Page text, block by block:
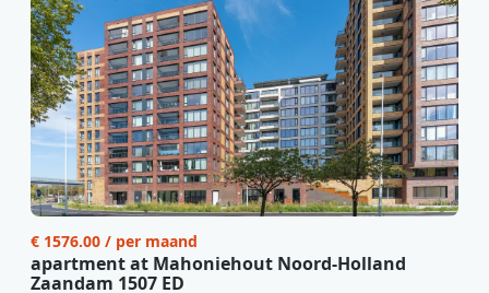
€ 1576.00 / per maand
apartment at Mahoniehout Noord-Holland
Zaandam 1507 ED